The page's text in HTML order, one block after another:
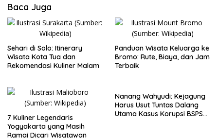
Baca Juga
Sehari di Solo: Itinerary
Wisata Kota Tua dan
Rekomendasi Kuliner Malam
Panduan Wisata Keluarga ke
Bromo: Rute, Biaya, dan Jam
Terbaik
7 Kuliner Legendaris
Yogyakarta yang Masih
Ramai Dicari Wisatawan
Nanang Wahyudi: Kejagung
Harus Usut Tuntas Dalang
Utama Kasus Korupsi BSPS